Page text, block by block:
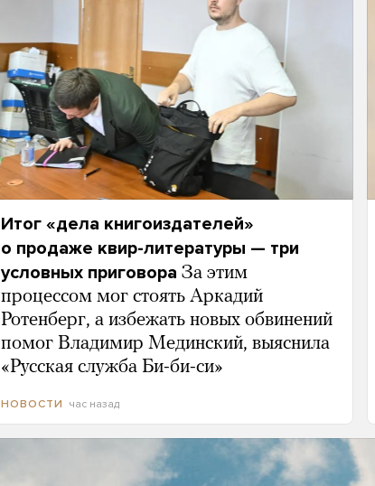
Итог «дела книгоиздателей»
о продаже квир-литературы — три
условных приговора За этим
процессом мог стоять Аркадий
Ротенберг, а избежать новых обвинений
помог Владимир Мединский, выяснила
«Русская служба Би-би-си»
НОВОСТИ час назад